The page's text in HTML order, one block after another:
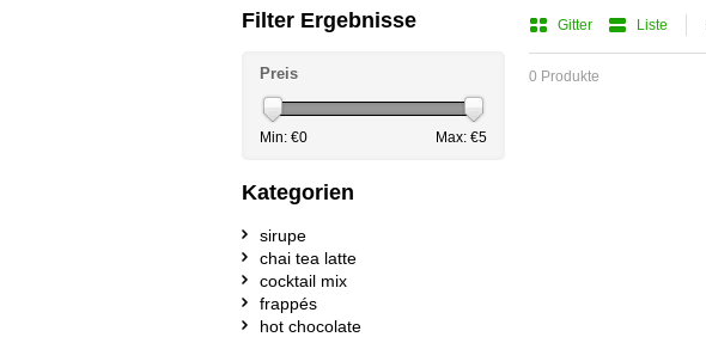
Gitter Liste
0 Produkte
Filter Ergebnisse
Preis
Min: €0 Max: €5
Kategorien
sirupe
chai tea latte
cocktail mix
frappés
hot chocolate